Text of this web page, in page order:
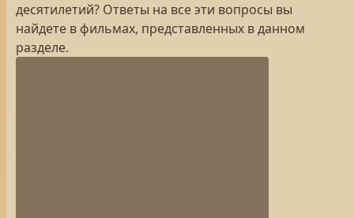
десятилетий? Ответы на все эти вопросы вы
найдете в фильмах, представленных в данном
разделе.